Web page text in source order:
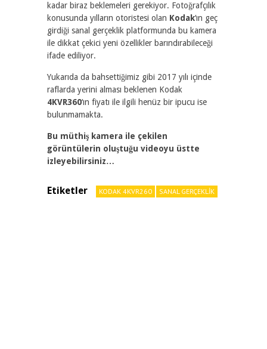
kadar biraz beklemeleri gerekiyor. Fotoğrafçılık
konusunda yılların otoristesi olan Kodak‘ın geç
girdiği sanal gerçeklik platformunda bu kamera
ile dikkat çekici yeni özellikler barındırabileceği
ifade ediliyor.
Yukarıda da bahsettiğimiz gibi 2017 yılı içinde
raflarda yerini alması beklenen Kodak
4KVR360‘ın fiyatı ile ilgili henüz bir ipucu ise
bulunmamakta.
Bu müthiş kamera ile çekilen
görüntülerin oluştuğu videoyu üstte
izleyebilirsiniz…
Etiketler KODAK 4KVR260 SANAL GERÇEKLIK